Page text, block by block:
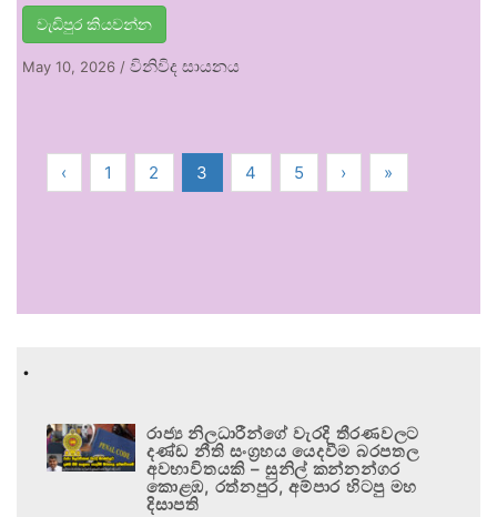
වැඩිපුර කියවන්න
May 10, 2026 / විනිවිද සායනය
‹ 1 2 3 4 5 › »
.
රාජ්‍ය නිලධාරීන්ගේ වැරදි තීරණවලට
දණ්ඩ නීති සංග්‍රහය යෙදවීම බරපතල
අවභාවිතයකි – සුනිල් කන්නන්ගර
කොළඹ, රත්නපුර, අම්පාර හිටපු මහ
දිසාපති